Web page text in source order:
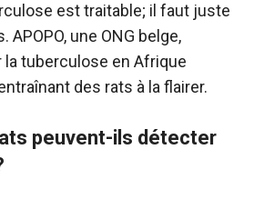
est traitable; il faut juste
APOPO, une ONG belge,
tuberculose en Afrique
des rats à la flairer.
peuvent-ils détecter